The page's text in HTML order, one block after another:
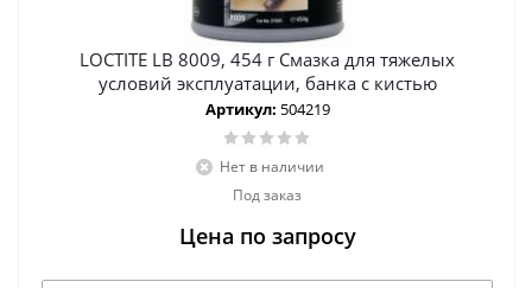
LOCTITE LB 8009, 454 г Смазка для тяжелых
условий эксплуатации, банка с кистью
Артикул: 504219
Нет в наличии
Под заказ
Цена по запросу